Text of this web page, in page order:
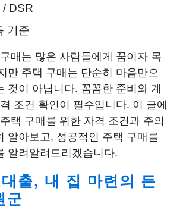
/ DSR
기준
매는 많은 사람들에게 꿈이자 목
만 주택 구매는 단순히 마음만으
것이 아닙니다. 꼼꼼한 준비와 계
조건 확인이 필수입니다. 이 글에
택 구매를 위한 자격 조건과 주의
알아보고, 성공적인 주택 구매를
알려알려드리겠습니다.
출, 내 집 마련의 든
군